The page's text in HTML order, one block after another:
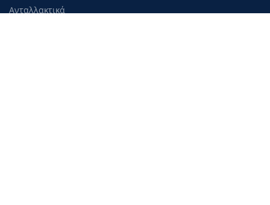
Ανταλλακτικά